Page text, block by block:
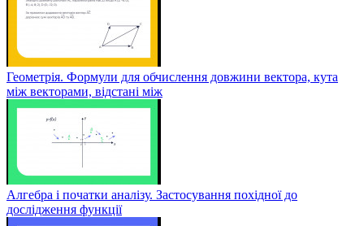
Геометрія. Формули для обчислення довжини вектора, кута
між векторами, відстані між
Алгебра і початки аналізу. Застосування похідної до
дослідження функції